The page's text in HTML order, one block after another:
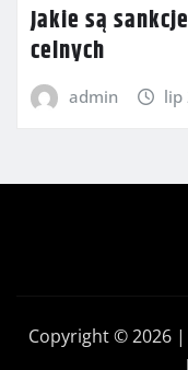
Jakie są
celnych
admin lip
Copyright © 2026